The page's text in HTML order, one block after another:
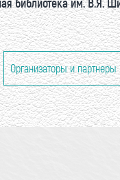
Организаторы и партнеры